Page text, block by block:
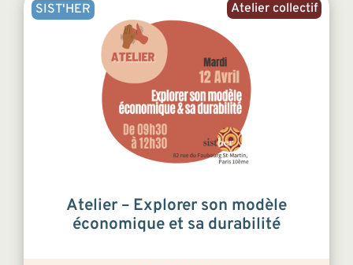
Atelier collectif
SIST'HER
Atelier – Explorer son modèle
économique et sa durabilité